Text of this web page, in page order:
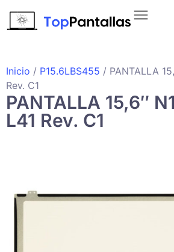
Inicio / P15.6LBS455 / PANTALLA
Rev. C1
PANTALLA 15,6″
L41 Rev. C1